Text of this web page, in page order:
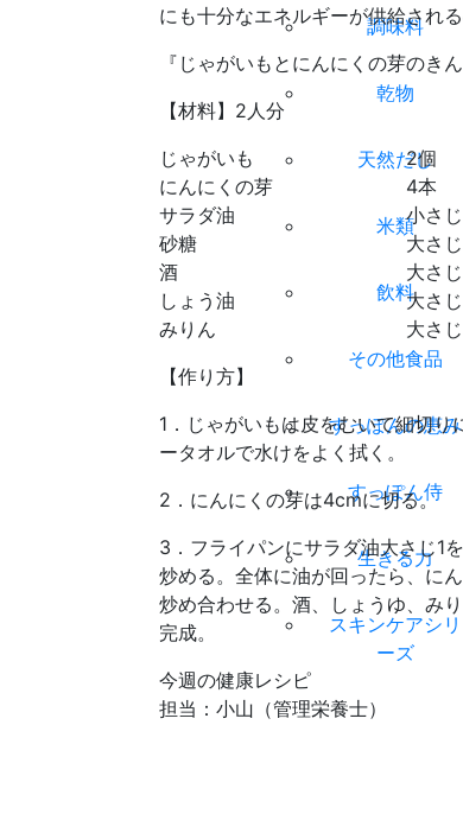
調味料
乾物
天然だし
米類
飲料
その他食品
すっぽんの恵み
すっぽん侍
生きる力
スキンケアシリ
ーズ
にも十分なエネルギーが供給され
『じゃがいもとにんにくの芽のきん
【材料】2人分 1人
じゃがいも 2個
にんにくの芽 4本
サラダ油 小さじ
砂糖 大さじ
酒 大さじ
しょう油 大さじ
みりん 大さじ
【作り方】
1．じゃがいもは皮をむいて細切
ータオルで水けをよく拭く。
2．にんにくの芽は4cmに切る。
3．フライパンにサラダ油大さじ1
炒める。全体に油が回ったら、に
炒め合わせる。酒、しょうゆ、み
完成。
今週の健康レシピ
担当：小山（管理栄養士）